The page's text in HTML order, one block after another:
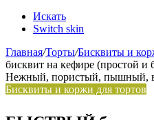
Искать
Switch skin
Главная/Торты/Бисквиты и
бисквит на кефире
Нежный, пористый, пышный,
Бисквиты и коржи для тортов